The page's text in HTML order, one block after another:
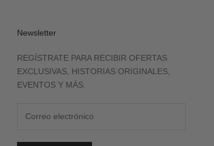
Newsletter
REGÍSTRATE PARA RECIBIR OFERTAS
EXCLUSIVAS, HISTORIAS ORIGINALES,
EVENTOS Y MÁS.